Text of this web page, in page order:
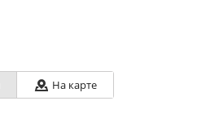
На карте